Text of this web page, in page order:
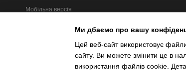
Мобільна версія
Ми дбаємо про вашу
Цей веб-сайт використовує
сайту. Ви можете змінити це в
використання файлів cookie.